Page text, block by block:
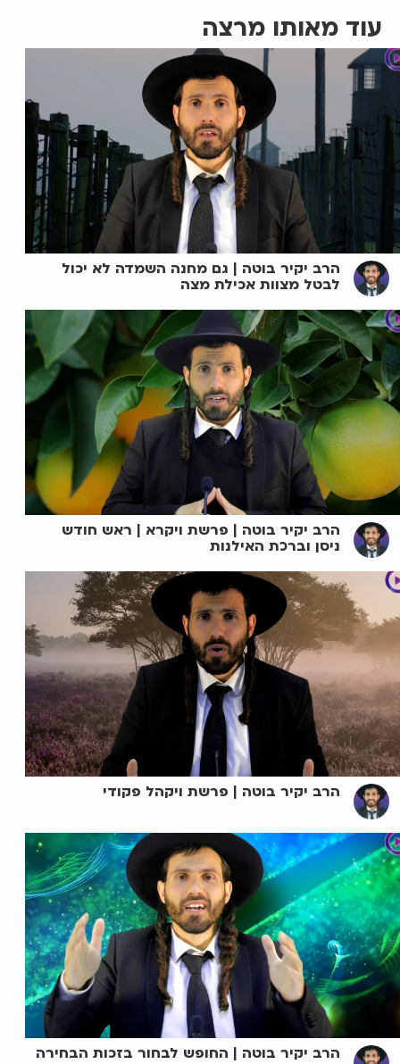
עוד מאותו מרצה
הרב יקיר בוטה | גם מחנה השמדה לא יכול
לבטל מצוות אכילת מצה
הרב יקיר בוטה | פרשת ויקרא | ראש חודש
ניסן וברכת האילנות
הרב יקיר בוטה | פרשת ויקהל פקודי
הרב יקיר בוטה | החופש לבחור בזכות הבחירה